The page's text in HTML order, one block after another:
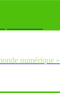
numérique »